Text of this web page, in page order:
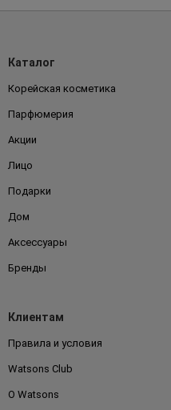
Каталог
Корейская косметика
Парфюмерия
Акции
Лицо
Подарки
Дом
Аксессуары
Бренды
Клиентам
Правила и условия
Watsons Club
О Watsons